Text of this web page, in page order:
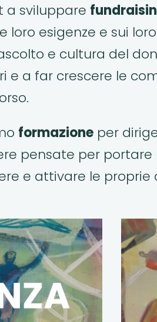
a sviluppare
esigenze e sui
e cultura del
e a far crescere le
formazione per
pensate per
e attivare le proprie